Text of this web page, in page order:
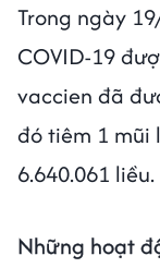
Trong ngày
COVID-19
vaccien đã
đó tiêm 1 mũi
6.640.061 liều.
Những hoạt